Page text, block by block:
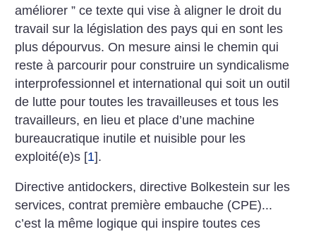
améliorer ” ce texte qui vise à aligner le droit du
travail sur la législation des pays qui en sont les
plus dépourvus. On mesure ainsi le chemin qui
reste à parcourir pour construire un syndicalisme
interprofessionnel et international qui soit un outil
de lutte pour toutes les travailleuses et tous les
travailleurs, en lieu et place d’une machine
bureaucratique inutile et nuisible pour les
exploité(e)s [1].
Directive antidockers, directive Bolkestein sur les
services, contrat première embauche (CPE)...
c’est la même logique qui inspire toutes ces